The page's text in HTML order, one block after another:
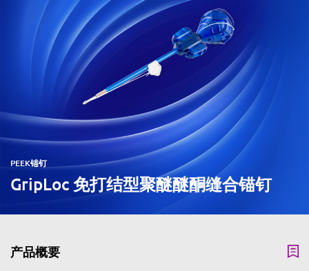
PEEK锚钉
GripLoc 免打结型聚醚醚酮缝合锚钉
产品概要